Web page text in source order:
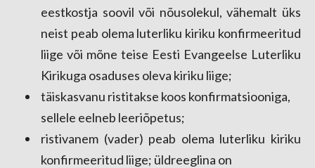
eestkostja soovil või nõusolekul, vähemalt üks
neist peab olema luterliku kiriku konfirmeeritud
liige või mõne teise Eesti Evangeelse Luterliku
Kirikuga osaduses oleva kiriku liige;
täiskasvanu ristitakse koos konfirmatsiooniga,
sellele eelneb leeriõpetus;
ristivanem (vader) peab olema luterliku kiriku
konfirmeeritud liige; üldreeglina on